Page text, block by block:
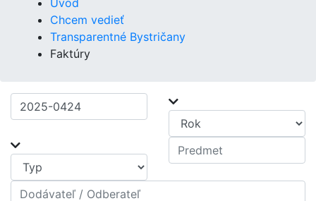
Úvod
Chcem vedieť
Transparentné Bystričany
Faktúry